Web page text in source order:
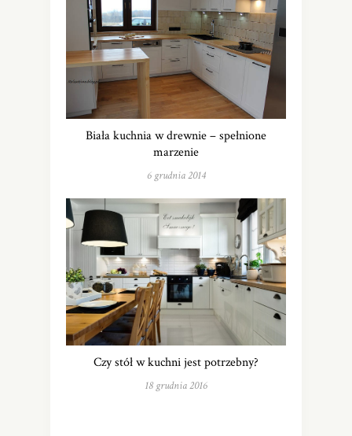
Biała kuchnia w drewnie – spełnione
marzenie
6 grudnia 2014
Czy stół w kuchni jest potrzebny?
18 grudnia 2016